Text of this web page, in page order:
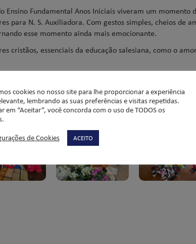
Ensino Fundamental Anos Iniciais viveram um momento
para N. S. Auxiliadora. Com gestos simples, cheios de
esse momento ainda mais emocionante.
cristãos, essenciais da educação salesiana, como o
as famílias do Liceu Salesiano.
cookies no nosso site para lhe proporcionar a experiência
lembrando as suas preferências e visitas repetidas.
em “Aceitar”, você concorda com o uso de TODOS os
de Cookies
ACEITO